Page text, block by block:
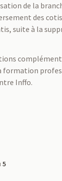
de la
des
suite à la
formation
Inffo.
5